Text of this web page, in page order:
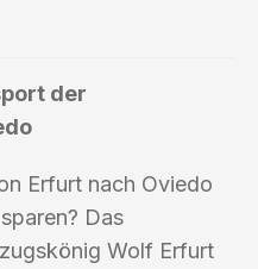
der
Erfurt nach Oviedo
Das
Wolf Erfurt